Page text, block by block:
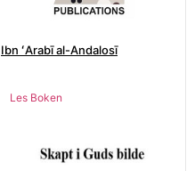
Ibn ʻArabī al-Andalosī
Les Boken